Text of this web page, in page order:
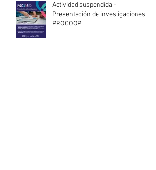
Actividad suspendida -
Presentación de investigaciones -
PROCOOP